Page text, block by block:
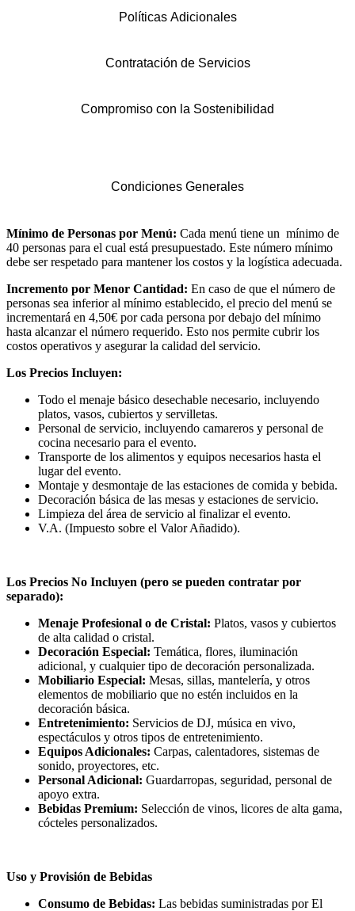
Políticas Adicionales
Contratación de Servicios
Compromiso con la Sostenibilidad
Condiciones Generales
Mínimo de Personas por Menú: Cada menú tiene un mínimo de
40 personas para el cual está presupuestado. Este número mínimo
debe ser respetado para mantener los costos y la logística adecuada.
Incremento por Menor Cantidad: En caso de que el número de
personas sea inferior al mínimo establecido, el precio del menú se
incrementará en 4,50€ por cada persona por debajo del mínimo
hasta alcanzar el número requerido. Esto nos permite cubrir los
costos operativos y asegurar la calidad del servicio.
Los Precios Incluyen:
Todo el menaje básico desechable necesario, incluyendo
platos, vasos, cubiertos y servilletas.
Personal de servicio, incluyendo camareros y personal de
cocina necesario para el evento.
Transporte de los alimentos y equipos necesarios hasta el
lugar del evento.
Montaje y desmontaje de las estaciones de comida y bebida.
Decoración básica de las mesas y estaciones de servicio.
Limpieza del área de servicio al finalizar el evento.
V.A. (Impuesto sobre el Valor Añadido).
Los Precios No Incluyen (pero se pueden contratar por
separado):
Menaje Profesional o de Cristal: Platos, vasos y cubiertos
de alta calidad o cristal.
Decoración Especial: Temática, flores, iluminación
adicional, y cualquier tipo de decoración personalizada.
Mobiliario Especial: Mesas, sillas, mantelería, y otros
elementos de mobiliario que no estén incluidos en la
decoración básica.
Entretenimiento: Servicios de DJ, música en vivo,
espectáculos y otros tipos de entretenimiento.
Equipos Adicionales: Carpas, calentadores, sistemas de
sonido, proyectores, etc.
Personal Adicional: Guardarropas, seguridad, personal de
apoyo extra.
Bebidas Premium: Selección de vinos, licores de alta gama,
cócteles personalizados.
Uso y Provisión de Bebidas
Consumo de Bebidas: Las bebidas suministradas por El